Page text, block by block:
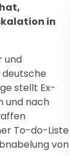
in
und
deutsche
stellt Ex-
und nach
To-do-Liste
von